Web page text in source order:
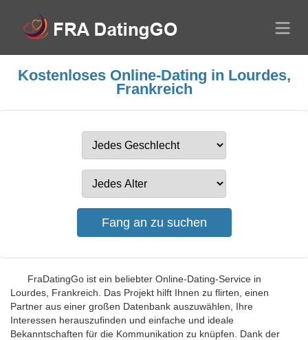
Kostenloses Online-Dating in Lourdes,
Frankreich
FraDatingGo ist ein beliebter Online-Dating-Service in
Lourdes, Frankreich. Das Projekt hilft Ihnen zu flirten, einen
Partner aus einer großen Datenbank auszuwählen, Ihre
Interessen herauszufinden und einfache und ideale
Bekanntschaften für die Kommunikation zu knüpfen. Dank der